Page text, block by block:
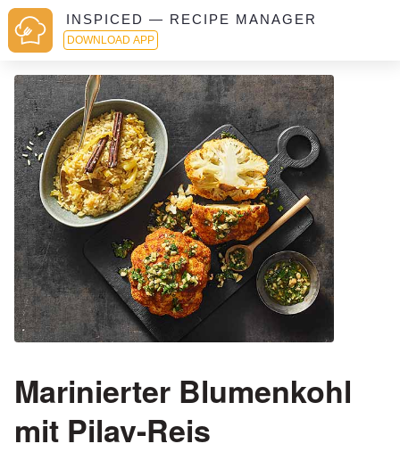
INSPICED — RECIPE MANAGER
DOWNLOAD APP
Marinierter Blumenkohl
mit Pilav-Reis